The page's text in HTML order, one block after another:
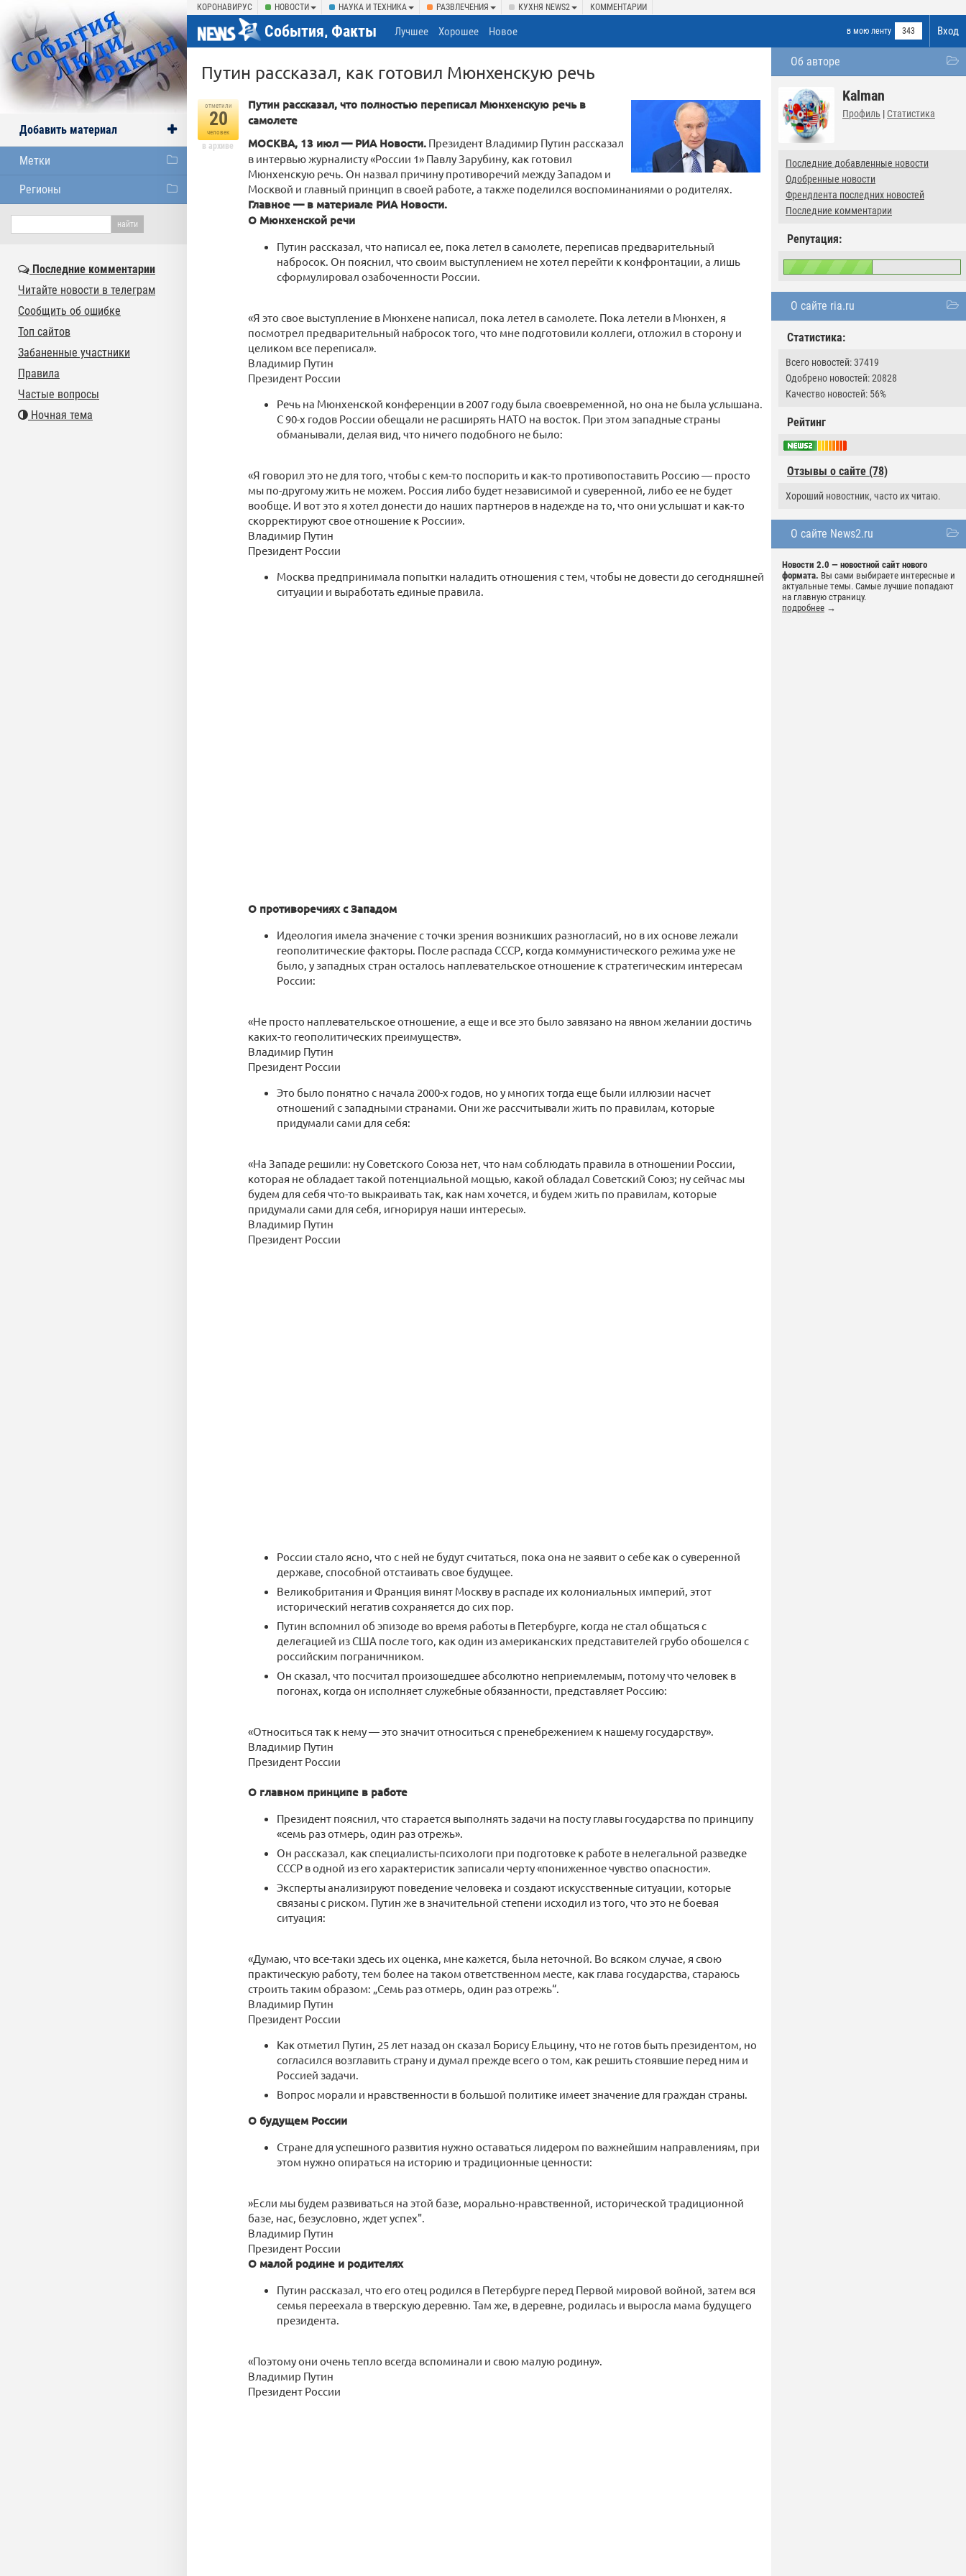
КОРОНАВИРУС НОВОСТИ НАУКА И ТЕХНИКА РАЗВЛЕЧЕНИЯ КУХНЯ NEWS2 КОММЕНТАРИИ
Вход
События, Факты в мою ленту 343
Лучшее Хорошее Новое
Об авторе
Kalman
Профиль | Статистика
Последние добавленные новости
Одобренные новости
Френдлента последних новостей
Последние комментарии
Репутация:
О сайте ria.ru
Статистика:
Всего новостей: 37419
Одобрено новостей: 20828
Качество новостей: 56%
Рейтинг
Отзывы о сайте (78)
Хороший новостник, часто их читаю.
О сайте News2.ru
Новости 2.0 — новостной сайт нового
формата. Вы сами выбираете интересные и
актуальные темы. Самые лучшие попадают
на главную страницу.
подробнее →
Путин рассказал, как готовил Мюнхенскую речь
отметили
20
человек
в архиве
Путин рассказал, что полностью переписал Мюнхенскую речь в
самолете
МОСКВА, 13 июл — РИА Новости. Президент Владимир Путин рассказал
в интервью журналисту «России 1» Павлу Зарубину, как готовил
Мюнхенскую речь. Он назвал причину противоречий между Западом и
Москвой и главный принцип в своей работе, а также поделился воспоминаниями о родителях.
Главное — в материале РИА Новости.
О Мюнхенской речи
Путин рассказал, что написал ее, пока летел в самолете, переписав предварительный
набросок. Он пояснил, что своим выступлением не хотел перейти к конфронтации, а лишь
сформулировал озабоченности России.
«Я это свое выступление в Мюнхене написал, пока летел в самолете. Пока летели в Мюнхен, я
посмотрел предварительный набросок того, что мне подготовили коллеги, отложил в сторону и
целиком все переписал».
Владимир Путин
Президент России
Речь на Мюнхенской конференции в 2007 году была своевременной, но она не была услышана.
С 90-х годов России обещали не расширять НАТО на восток. При этом западные страны
обманывали, делая вид, что ничего подобного не было:
«Я говорил это не для того, чтобы с кем-то поспорить и как-то противопоставить Россию — просто
мы по-другому жить не можем. Россия либо будет независимой и суверенной, либо ее не будет
вообще. И вот это я хотел донести до наших партнеров в надежде на то, что они услышат и как-то
скорректируют свое отношение к России».
Владимир Путин
Президент России
Москва предпринимала попытки наладить отношения с тем, чтобы не довести до сегодняшней
ситуации и выработать единые правила.
О противоречиях с Западом
Идеология имела значение с точки зрения возникших разногласий, но в их основе лежали
геополитические факторы. После распада СССР, когда коммунистического режима уже не
было, у западных стран осталось наплевательское отношение к стратегическим интересам
России:
«Не просто наплевательское отношение, а еще и все это было завязано на явном желании достичь
каких-то геополитических преимуществ».
Владимир Путин
Президент России
Это было понятно с начала 2000-х годов, но у многих тогда еще были иллюзии насчет
отношений с западными странами. Они же рассчитывали жить по правилам, которые
придумали сами для себя:
«На Западе решили: ну Советского Союза нет, что нам соблюдать правила в отношении России,
которая не обладает такой потенциальной мощью, какой обладал Советский Союз; ну сейчас мы
будем для себя что-то выкраивать так, как нам хочется, и будем жить по правилам, которые
придумали сами для себя, игнорируя наши интересы».
Владимир Путин
Президент России
России стало ясно, что с ней не будут считаться, пока она не заявит о себе как о суверенной
державе, способной отстаивать свое будущее.
Великобритания и Франция винят Москву в распаде их колониальных империй, этот
исторический негатив сохраняется до сих пор.
Путин вспомнил об эпизоде во время работы в Петербурге, когда не стал общаться с
делегацией из США после того, как один из американских представителей грубо обошелся с
российским пограничником.
Он сказал, что посчитал произошедшее абсолютно неприемлемым, потому что человек в
погонах, когда он исполняет служебные обязанности, представляет Россию:
«Относиться так к нему — это значит относиться с пренебрежением к нашему государству».
Владимир Путин
Президент России
О главном принципе в работе
Президент пояснил, что старается выполнять задачи на посту главы государства по принципу
«семь раз отмерь, один раз отрежь».
Он рассказал, как специалисты-психологи при подготовке к работе в нелегальной разведке
СССР в одной из его характеристик записали черту «пониженное чувство опасности».
Эксперты анализируют поведение человека и создают искусственные ситуации, которые
связаны с риском. Путин же в значительной степени исходил из того, что это не боевая
ситуация:
«Думаю, что все-таки здесь их оценка, мне кажется, была неточной. Во всяком случае, я свою
практическую работу, тем более на таком ответственном месте, как глава государства, стараюсь
строить таким образом: „Семь раз отмерь, один раз отрежь“.
Владимир Путин
Президент России
Как отметил Путин, 25 лет назад он сказал Борису Ельцину, что не готов быть президентом, но
согласился возглавить страну и думал прежде всего о том, как решить стоявшие перед ним и
Россией задачи.
Вопрос морали и нравственности в большой политике имеет значение для граждан страны.
О будущем России
Стране для успешного развития нужно оставаться лидером по важнейшим направлениям, при
этом нужно опираться на историю и традиционные ценности:
»Если мы будем развиваться на этой базе, морально-нравственной, исторической традиционной
базе, нас, безусловно, ждет успех".
Владимир Путин
Президент России
О малой родине и родителях
Путин рассказал, что его отец родился в Петербурге перед Первой мировой войной, затем вся
семья переехала в тверскую деревню. Там же, в деревне, родилась и выросла мама будущего
президента.
«Поэтому они очень тепло всегда вспоминали и свою малую родину».
Владимир Путин
Президент России
Добавить материал
Метки
Регионы
Последние комментарии
Читайте новости в телеграм
Сообщить об ошибке
Топ сайтов
Забаненные участники
Правила
Частые вопросы
Ночная тема